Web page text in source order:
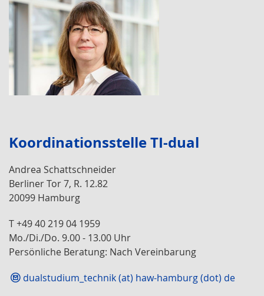
Koordinationsstelle TI-dual
Andrea Schattschneider
Berliner Tor 7, R. 12.82
20099 Hamburg
T +49 40 219 04 1959
Mo./Di./Do. 9.00 - 13.00 Uhr
Persönliche Beratung: Nach Vereinbarung
dualstudium_technik (at) haw-hamburg (dot) de